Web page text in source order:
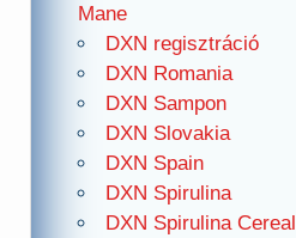
Mane
DXN regisztráció
DXN Romania
DXN Sampon
DXN Slovakia
DXN Spain
DXN Spirulina
DXN Spirulina Cereal